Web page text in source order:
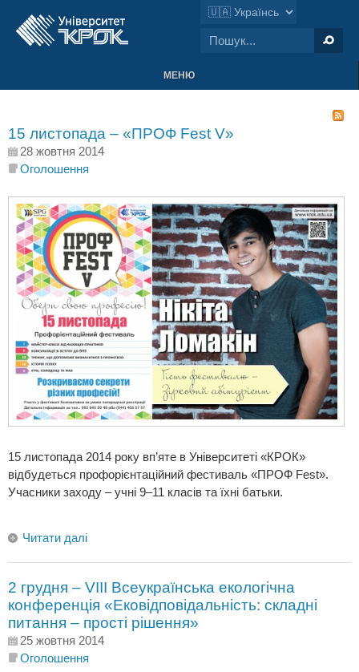
МЕНЮ
15 листопада – «ПРОФ Fest V»
28 жовтня 2014
Оголошення
15 листопада 2014 року вп’яте в Університеті «КРОК»
відбудеться профорієнтаційний фестиваль «ПРОФ Fest».
Учасники заходу – учні 9–11 класів та їхні батьки.
Читати далі
2 грудня – VІII Всеукраїнська екологічна
конференція «Ековідповідальність: складні
питання – прості рішення»
25 жовтня 2014
Оголошення